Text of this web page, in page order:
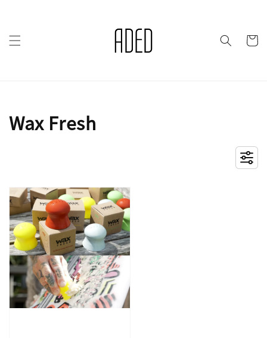
Wax Fresh